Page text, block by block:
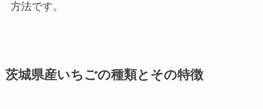
方法です。
茨城県産いちごの種類とその特徴